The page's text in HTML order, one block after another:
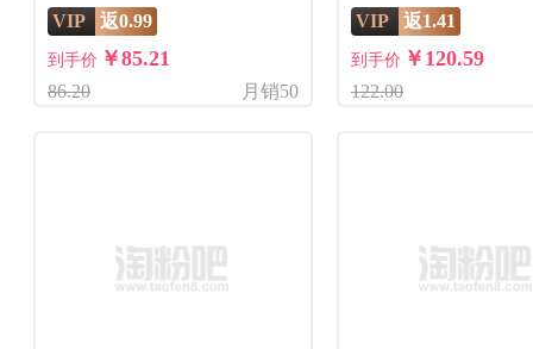
文胸
VIP 返0.99
到手价 ￥85.21
86.20 月销50
衣女
VIP 返1.41
到手价 ￥120.59
122.00